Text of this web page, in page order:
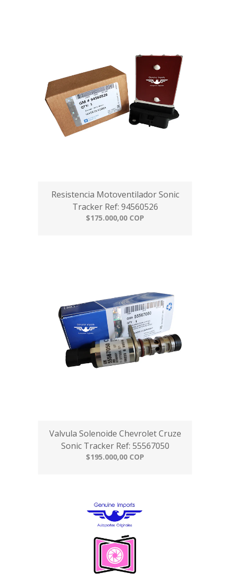
Resistencia Motoventilador Sonic
Tracker Ref: 94560526
$175.000,00 COP
Valvula Solenoide Chevrolet Cruze
Sonic Tracker Ref: 55567050
$195.000,00 COP